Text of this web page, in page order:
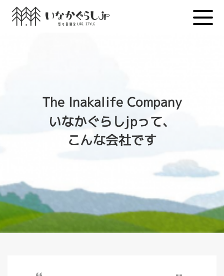
Skip
The Inakalife Company
いなかぐらしjpって、
こんな会社です